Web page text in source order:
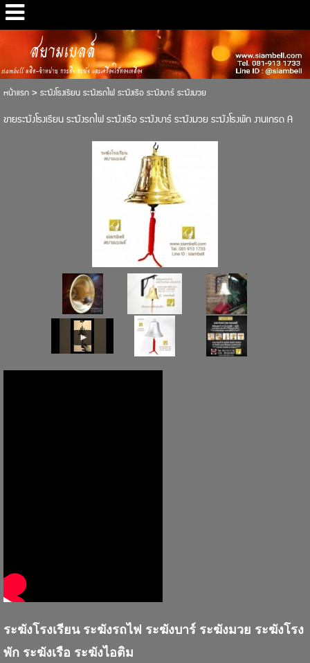
สยามเบลล์
siambell ผลิต-จำหน่าย กระดิ่ง ระฆัง และเครื่องใช้ทองเหลือง
หน้าแรก> ระฆังโรงเรียน ระฆังรถไฟ ระฆังเรือ ระฆังบาร์ ระฆังมวย
ขายระฆังโรงเรียน ระฆังรถไฟ ระฆังเรือ ระฆังบาร์ ระฆังมวย ระฆังโรงพัก งานเกรด A
ระฆังโรงเรียน ระฆังรถไฟ ระฆังบาร์ ระฆังมวย ระฆังโรง
พัก ระฆังเรือ ระฆังไอติม